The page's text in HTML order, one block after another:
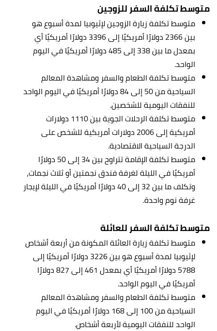
متوسط تكلفة السفر للزوجين
متوسط تكلفة زيارة الزوجين لإثيوبيا لمدة أسبوع هو
بين 2366 دولارًا أمريكيًا إلى 3396 دولارًا أمريكيًا أي
بمعدل ما بين 338 إلى 485 دولارًا أمريكيًا في اليوم
الواحد.
متوسط تكلفة الطعام والسفر ومشاهدة المعالم
السياحية من 50 إلى 84 دولارًا أمريكيًا في اليوم الواحد
للنفقات اليومية للشخصين.
متوسط تكلفة الرحلات الجوية بين 1110 دولارات
أمريكية إلى 2006 دولارات أمريكية للشخص على
الدرجة السياحية الاقتصادية.
متوسط تكلفة الإقامة تتراوح بين 34 إلى 50 دولارًا
أمريكيًا في الليلة لغرفة فندق نجمتين أو ثلاث نجمات،
وتكلف ما بين 32 إلى 40 دولارًا أمريكيًا في الليلة لإيجار
غرفة نوم واحدة.
متوسط تكلفة السفر للعائلة
متوسط تكلفة زيارة العائلة المكونة من أربعة أشخاص
لإثيوبيا
لمدة أسبوع هو بين 3226 دولارًا أمريكيًا إلى
5788 دولارًا أمريكيًا أي بمعدل 461 إلى 827 دولارًا
أمريكيًا في اليوم الواحد.
متوسط تكلفة الطعام والسفر ومشاهدة المعالم
السياحية من 100 إلى 168 دولارًا أمريكيًا في اليوم
الواحد للنفقات اليومية لأربعة أشخاص.